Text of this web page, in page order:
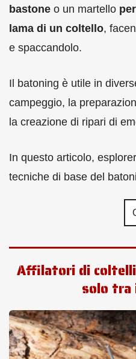
bastone o un martello
lama di un coltello,
e spaccandolo.
Il batoning è utile in
campeggio, la
la creazione di ripari di
In questo articolo,
tecniche di base del
Affilatori di
solo tra